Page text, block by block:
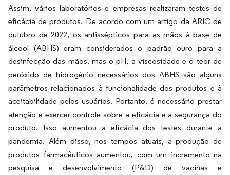
Assim, vários laboratórios e empresas realizaram testes de
eficácia de produtos. De acordo com um artigo da ARIC de
outubro de 2022, os antissépticos para as mãos à base de
álcool (ABHS) eram considerados o padrão ouro para a
desinfecção das mãos, mas o pH, a viscosidade e o teor de
peróxido de hidrogênio necessários dos ABHS são alguns
parâmetros relacionados à funcionalidade dos produtos e à
aceitabilidade pelos usuários. Portanto, é necessário prestar
atenção e exercer controle sobre a eficácia e a segurança do
produto. Isso aumentou a eficácia dos testes durante a
pandemia. Além disso, nos tempos atuais, a produção de
produtos farmacêuticos aumentou, com um incremento na
pesquisa e desenvolvimento (P&D) de vacinas e